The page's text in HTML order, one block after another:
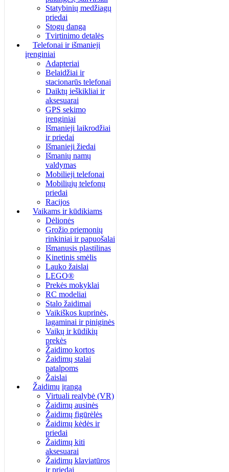
Statybinių medžiagų
priedai
Stogų danga
Tvirtinimo detalės
Telefonai ir išmanieji
įrenginiai
Adapteriai
Belaidžiai ir
stacionarūs telefonai
Daiktų ieškikliai ir
aksesuarai
GPS sekimo
įrenginiai
Išmanieji laikrodžiai
ir priedai
Išmanieji žiedai
Išmanių namų
valdymas
Mobilieji telefonai
Mobiliųjų telefonų
priedai
Racijos
Vaikams ir kūdikiams
Dėlionės
Grožio priemonių
rinkiniai ir papuošalai
Išmanusis plastilinas
Kinetinis smėlis
Lauko žaislai
LEGO®
Prekės mokyklai
RC modeliai
Stalo žaidimai
Vaikiškos kuprinės,
lagaminai ir piniginės
Vaikų ir kūdikių
prekės
Žaidimo kortos
Žaidimų stalai
patalpoms
Žaislai
Žaidimų įranga
Virtuali realybė (VR)
Žaidimų ausinės
Žaidimų figūrėlės
Žaidimų kėdės ir
priedai
Žaidimų kiti
aksesuarai
Žaidimų klaviatūros
ir priedai